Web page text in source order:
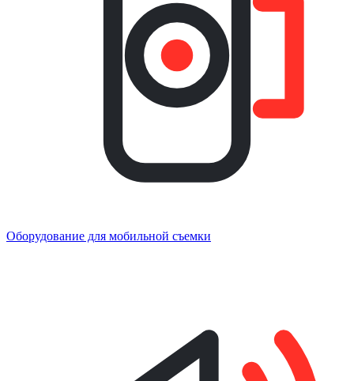
Оборудование для мобильной съемки